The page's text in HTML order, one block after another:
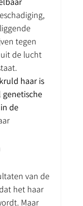
tegen
de lucht
haar is
de
van de
het haar
Maar